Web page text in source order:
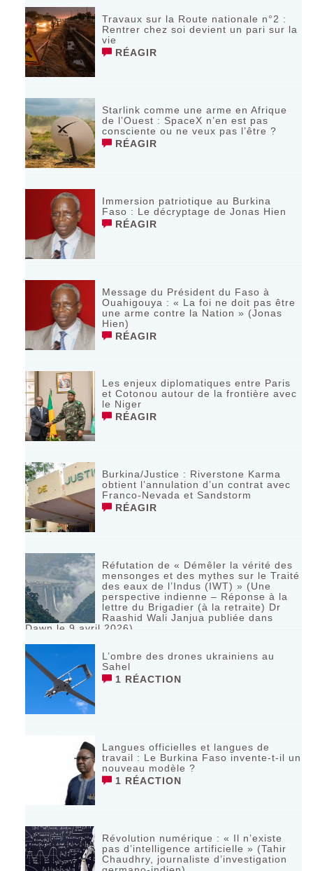
Travaux sur la Route nationale n°2 :
Rentrer chez soi devient un pari sur la
vie
RÉAGIR
Starlink comme une arme en Afrique
de l’Ouest : SpaceX n’en est pas
consciente ou ne veux pas l’être ?
RÉAGIR
Immersion patriotique au Burkina
Faso : Le décryptage de Jonas Hien
RÉAGIR
Message du Président du Faso à
Ouahigouya : « La foi ne doit pas être
une arme contre la Nation » (Jonas
Hien)
RÉAGIR
Les enjeux diplomatiques entre Paris
et Cotonou autour de la frontière avec
le Niger
RÉAGIR
Burkina/Justice : Riverstone Karma
obtient l’annulation d’un contrat avec
Franco-Nevada et Sandstorm
RÉAGIR
Réfutation de « Démêler la vérité des
mensonges et des mythes sur le Traité
des eaux de l’Indus (IWT) » (Une
perspective indienne – Réponse à la
lettre du Brigadier (à la retraite) Dr
Raashid Wali Janjua publiée dans
Dawn le 9 avril 2026)
L’ombre des drones ukrainiens au
Sahel
1 RÉACTION
Langues officielles et langues de
travail : Le Burkina Faso invente-t-il un
nouveau modèle ?
1 RÉACTION
Révolution numérique : « Il n’existe
pas d’intelligence artificielle » (Tahir
Chaudhry, journaliste d’investigation